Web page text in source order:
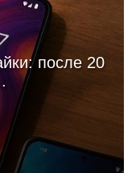
после 20